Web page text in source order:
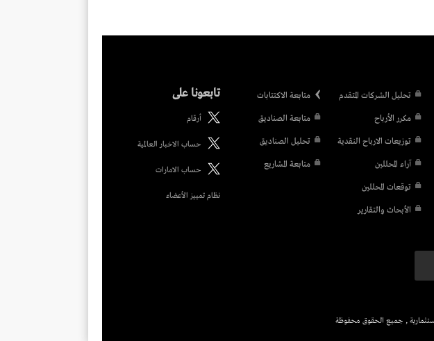
تحليل الشركات المتقدم
مكرر الأرباح
توزيعات الارباح النقدية
آراء المحللين
توقعات المحللين
الأبحاث والتقارير
متابعة الاكتتابات
متابعة الصناديق
تحليل الصناديق
متابعة المشاريع
تابعونا على
أرقام
حساب الاخبار العالمية
حساب الامارات
نظام تمييز الأعضاء